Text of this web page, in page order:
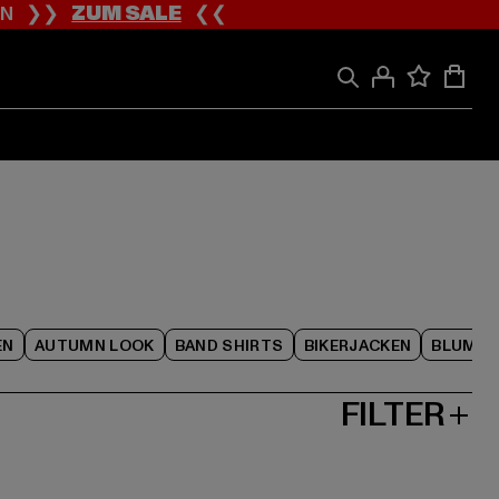
❯❯ZUM SALE❮❮
AUTUMN LOOK BAND SHIRTS BIKERJACKEN
FILTER